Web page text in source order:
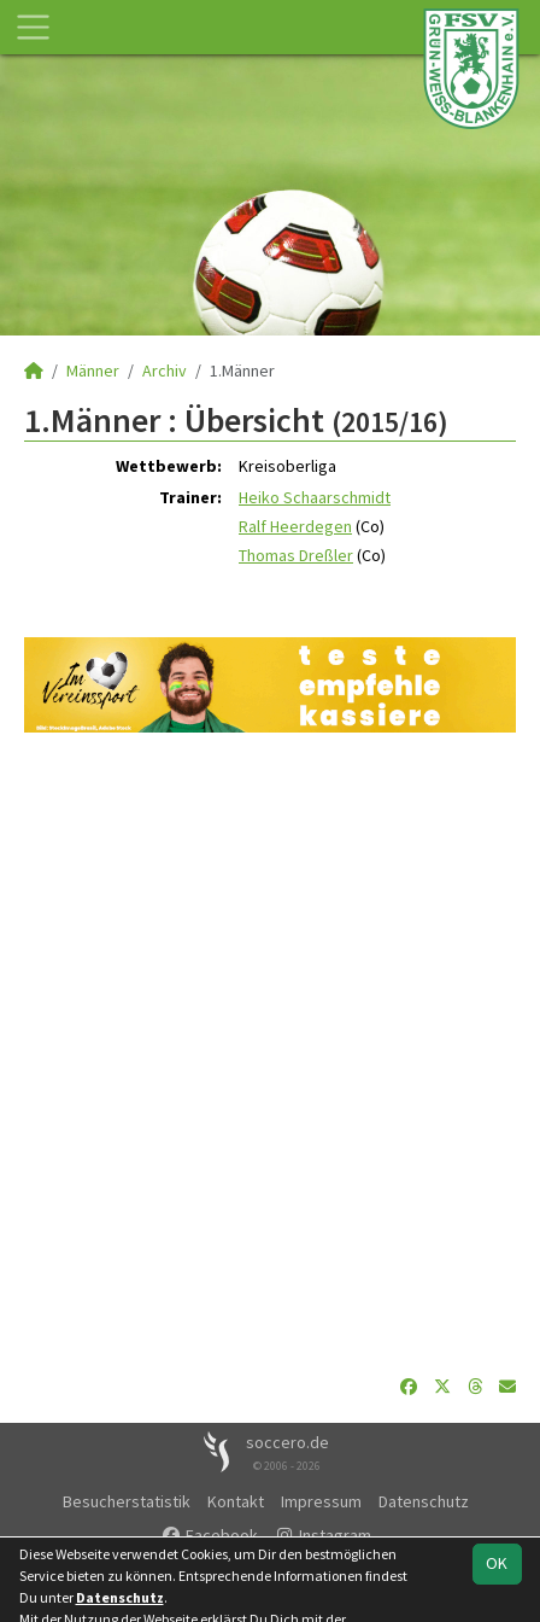
Männer Archiv 1.Männer
1.Männer : Übersicht (2015/16)
Wettbewerb:
Kreisoberliga
Trainer:
Heiko Schaarschmidt
Ralf Heerdegen (Co)
Thomas Dreßler(Co)
soccero.de
© 2006 - 2026
Besucherstatistik Kontakt Impressum
Datenschutz
Facebook
Instagram
OK
Diese Webseite verwendet Cookies, um Dir den bestmöglichen
Service bieten zu können. Entsprechende Informationen findest
Du unter Datenschutz.